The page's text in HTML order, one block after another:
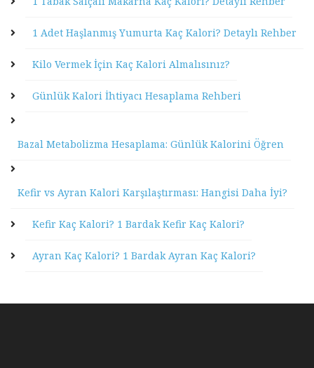
1 Adet Haşlanmış Yumurta Kaç Kalori? Detaylı Rehber
Kilo Vermek İçin Kaç Kalori Almalısınız?
Günlük Kalori İhtiyacı Hesaplama Rehberi
Bazal Metabolizma Hesaplama: Günlük Kalorini Öğren
Kefir vs Ayran Kalori Karşılaştırması: Hangisi Daha İyi?
Kefir Kaç Kalori? 1 Bardak Kefir Kaç Kalori?
Ayran Kaç Kalori? 1 Bardak Ayran Kaç Kalori?